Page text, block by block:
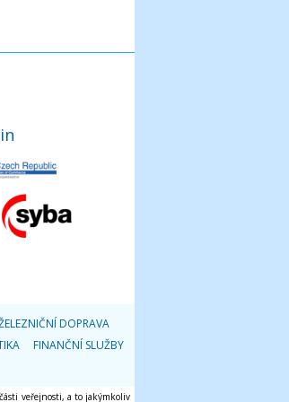
DOPRAVA
FINANČNÍ SLUŽBY
veřejnosti, a to jakýmkoliv